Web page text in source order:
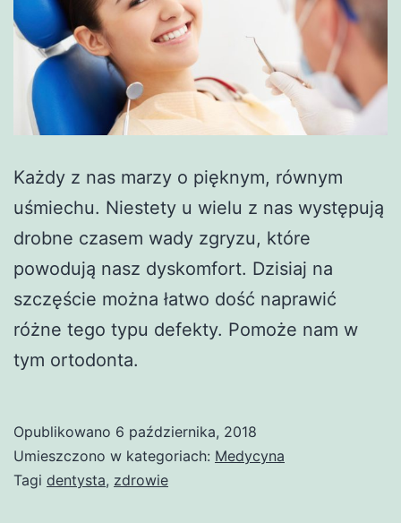
Każdy z nas marzy o pięknym, równym
uśmiechu. Niestety u wielu z nas występują
drobne czasem wady zgryzu, które
powodują nasz dyskomfort. Dzisiaj na
szczęście można łatwo dość naprawić
różne tego typu defekty. Pomoże nam w
tym ortodonta.
Opublikowano 6 października, 2018
Umieszczono w kategoriach: Medycyna
Tagi dentysta, zdrowie